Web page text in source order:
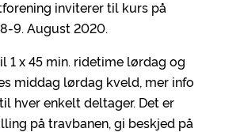
inviterer til kurs på
9. August 2020.
1 x 45 min. ridetime lørdag og
middag lørdag kveld, mer info
hver enkelt deltager. Det er
på travbanen, gi beskjed på